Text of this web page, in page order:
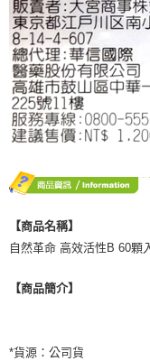
【商品名稱】
自然革命 高效活性B 60顆
【商品簡介】
*貨源：公司貨